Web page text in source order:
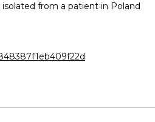
from a patient in Poland